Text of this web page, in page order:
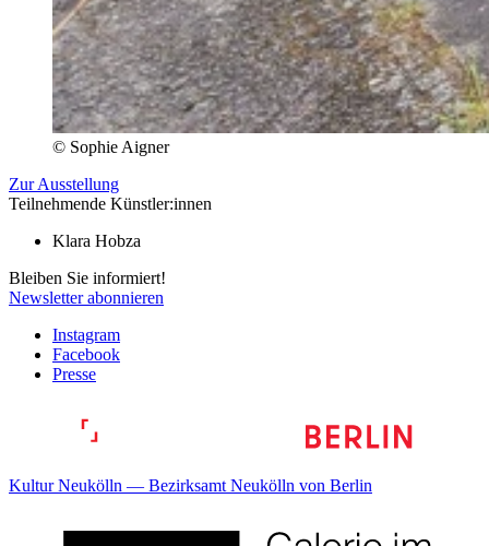
© Sophie Aigner
Zur Ausstellung
Teilnehmende Künstler:innen
Klara Hobza
Bleiben Sie informiert!
Newsletter abonnieren
Instagram
Facebook
Presse
Kultur Neukölln — Bezirksamt Neukölln von Berlin